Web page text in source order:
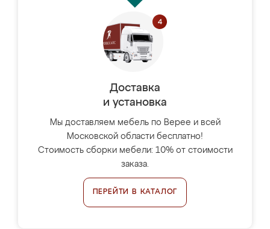
Доставка
и установка
Мы доставляем мебель по Верее и всей
Московской области бесплатно!
Стоимость сборки мебели: 10% от стоимости
заказа.
ПЕРЕЙТИ В КАТАЛОГ